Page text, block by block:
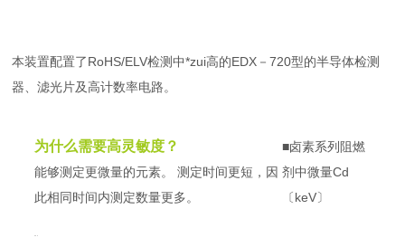
本装置配置了RoHS/ELV检测中*zui高的EDX－720型的半导体检测
器、滤光片及高计数率电路。
为什么需要高灵敏度？
能够测定更微量的元素。 测定时间更短，因
此相同时间内测定数量更多。
■卤素系列阻燃
剂中微量Cd
〔keV〕